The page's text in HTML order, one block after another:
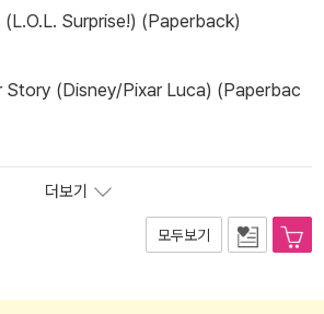
Surprise!) (Paperback)
Story (Disney/Pixar Luca) (Paperbac
더보기
모두보기